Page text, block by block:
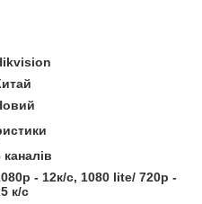
каналів
- 12к/с, 1080 lite/ 720р -
к/с